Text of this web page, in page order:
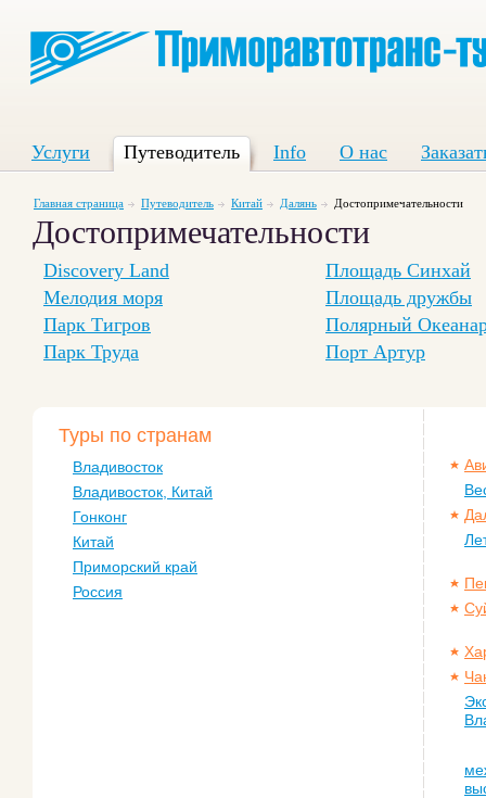
Услуги Путеводитель Info О нас
Главная страница Путеводитель Китай Далянь Достопримечательности
Достопримечательности
Discovery Land
Мелодия моря
Парк Тигров
Парк Труда
Площадь Синхай
Площадь дружбы
Полярный
Порт Артур
Туры по странам
Владивосток
Владивосток, Китай
Гонконг
Китай
Приморский край
Россия